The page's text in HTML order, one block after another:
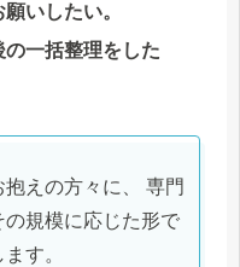
いしたい。
一括整理をした
えの方々に、 専門
規模に応じた形で
す。